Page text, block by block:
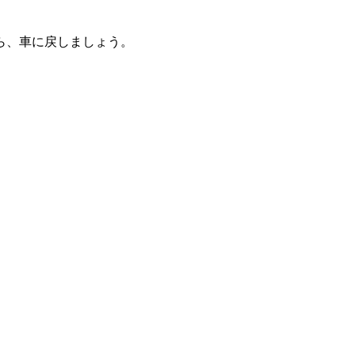
車に戻しましょう。